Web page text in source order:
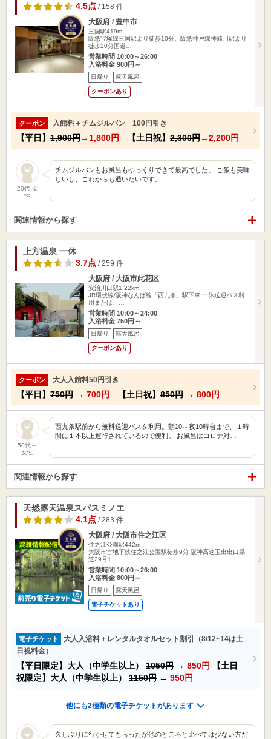
4.5点 / 158 件
大阪府 / 豊中市
三国駅419m
阪急宝塚線三国駅より徒歩10分。阪急神戸線神崎川駅より
徒歩20分国道…
営業時間 10:00～26:00
入浴料金 900円～
日帰り 露天風呂
クーポンあり
クーポン 入館料＋チムジルバン 100円引き
【平日】 1,900円→ 1,800円 【土日祝】 2,300円→2,200円
20代 女
性
チムジルバンもお風呂もゆっくりできて最高でした。 ご飯も美味
しいし、これからも通いたいです。
関連情報から探す
上方温泉 一休
3.7点 / 259 件
大阪府 / 大阪市此花区
安治川口駅1.22km
JR環状線/阪神なんば線「西九条」駅下車 一休送迎バス利
用または、…
営業時間 10:00～24:00
入浴料金 750円～
日帰り 露天風呂
クーポンあり
クーポン 大人入館料50円引き
【平日】 750円 → 700円 【土日祝】 850円 → 800円
50代～
女性
西九条駅前から無料送迎バスを利用。朝10～夜10時台まで、１時
間に１本以上運行されているので便利。 お風呂はコロナ対…
関連情報から探す
天然露天温泉スパスミノエ
4.1点 / 283 件
大阪府 / 大阪市住之江区
住之江公園駅442m
大阪市営地下鉄住之江公園駅徒歩9分 阪神高速玉出出口県
道29号1.…
営業時間 10:00～26:00
入浴料金 800円～
日帰り 露天風呂
電子チケットあり
電子チケット
大人入浴料＋レンタルタオルセット割引（8/12~14は土
日祝料金）
【平日限定】大人（中学生以上） 1050円 → 850円
【土日
祝限定】大人（中学生以上） 1150円 → 950円
他にも2種類の電子チケットがあります
久しぶりに行かせてもらったが他のところと比べては少ない方だ